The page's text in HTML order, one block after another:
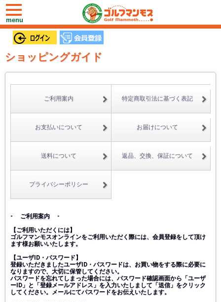
toggle
navigation
menu
ショッピングガイド
ご利用案内 特定商取引法に基づく表記
お支払いについて お届けについて
送料について 返品、交換、保証について
プライバシーポリシー
- ご利用案内 -
【ご利用いただくには】
ゴルフマンモスオンラインをご利用いただく際には、会員登録をして頂け
ます様お願いいたします。
【ユーザID・パスワード】
登録いただきましたユーザID・パスワードは、お買い物をする際に必要に
なりますので、大切に保管してください。
パスワードを忘れてしまった場合には、パスワード確認画面から「ユーザ
ーID」と「登録メールアドレス」を入力いたしまして「送信」をクリック
してください。メールにてパスワードをお伝えいたします。